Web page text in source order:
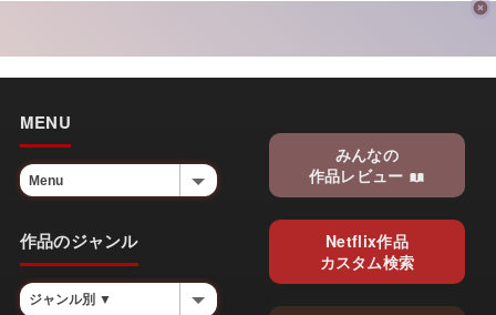
MENU
作品のジャンル
みんなの
作品レビュー
Netflix作品
カスタム検索